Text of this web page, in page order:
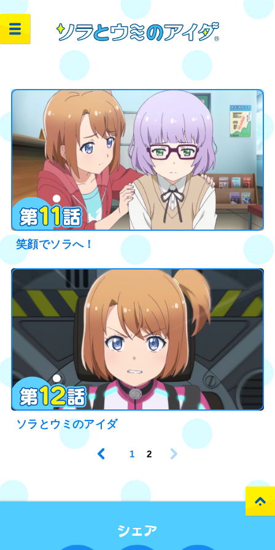
笑顔でソラへ！
ソラとウミのアイダ
1 2